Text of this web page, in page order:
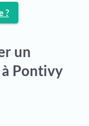
?
un
Pontivy